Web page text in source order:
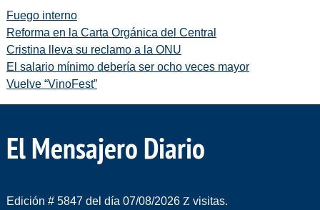
Fuego interno
Reforma en la Carta Orgánica del Central
Cristina lleva su reclamo a la ONU
El salario mínimo debería ser ocho veces mayor
Vuelve “VinoFest”
El Mensajero Diario
Edición # 5847 del día 07/08/2026 visitas.